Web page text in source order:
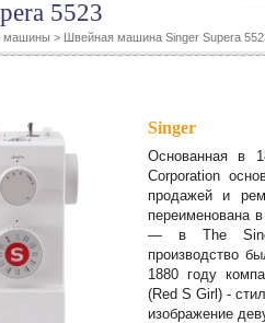
5523
машины > Швейная машина Singer Supera
Singer
Основанная в
Corporation
продажей и
переименована
— в The Singer
производство
1880 году
(Red S Girl) -
изображение